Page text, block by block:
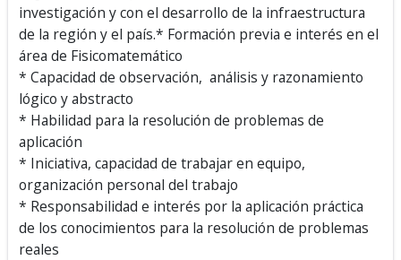
investigación y con el desarrollo de la infraestructura
de la región y el país.* Formación previa e interés en el
área de Fisicomatemático
* Capacidad de observación, análisis y razonamiento
lógico y abstracto
* Habilidad para la resolución de problemas de
aplicación
* Iniciativa, capacidad de trabajar en equipo,
organización personal del trabajo
* Responsabilidad e interés por la aplicación práctica
de los conocimientos para la resolución de problemas
reales